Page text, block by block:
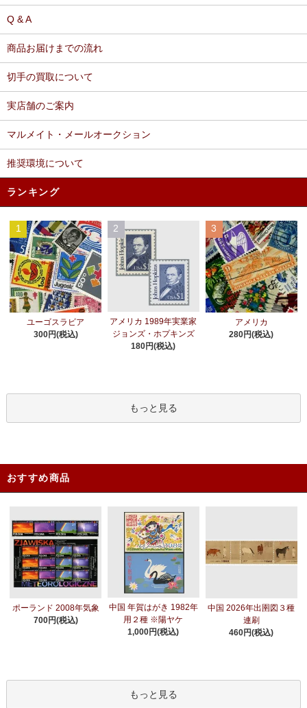
Q & A
商品お届けまでの流れ
切手の買取について
実店舗のご案内
マルメイト・メールオークション
推奨環境について
ランキング
1
ユーゴスラビア
300円(税込)
2
アメリカ 1989年実業家
ジョンズ・ホプキンズ
180円(税込)
3
アメリカ
280円(税込)
もっと見る
おすすめ商品
ポーランド 2008年気象
700円(税込)
中国 年賀はがき 1982年
用２種 ※陽ヤケ
1,000円(税込)
中国 2026年出圉図３種
連刷
460円(税込)
もっと見る